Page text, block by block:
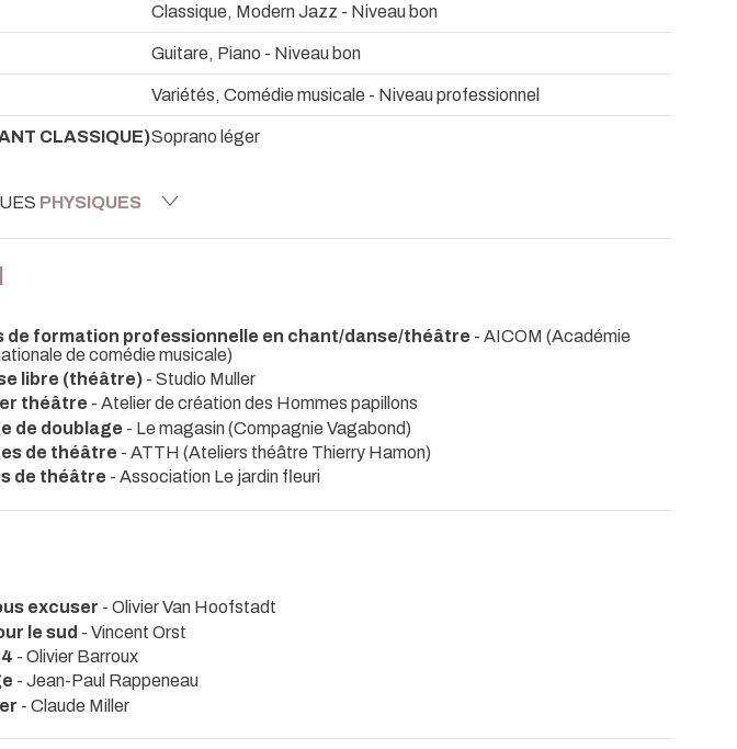
Classique, Modern Jazz - Niveau bon
Guitare, Piano - Niveau bon
Variétés, Comédie musicale - Niveau professionnel
CLASSIQUE)Soprano léger
PHYSIQUES
de formation professionnelle en chant/danse/théâtre - AICOM (Académie
de comédie musicale)
libre (théâtre) - Studio Muller
théâtre - Atelier de création des Hommes papillons
de doublage - Le magasin (Compagnie Vagabond)
de théâtre - ATTH (Ateliers théâtre Thierry Hamon)
de théâtre - Association Le jardin fleuri
excuser - Olivier Van Hoofstadt
le sud - Vincent Orst
- Olivier Barroux
- Jean-Paul Rappeneau
- Claude Miller